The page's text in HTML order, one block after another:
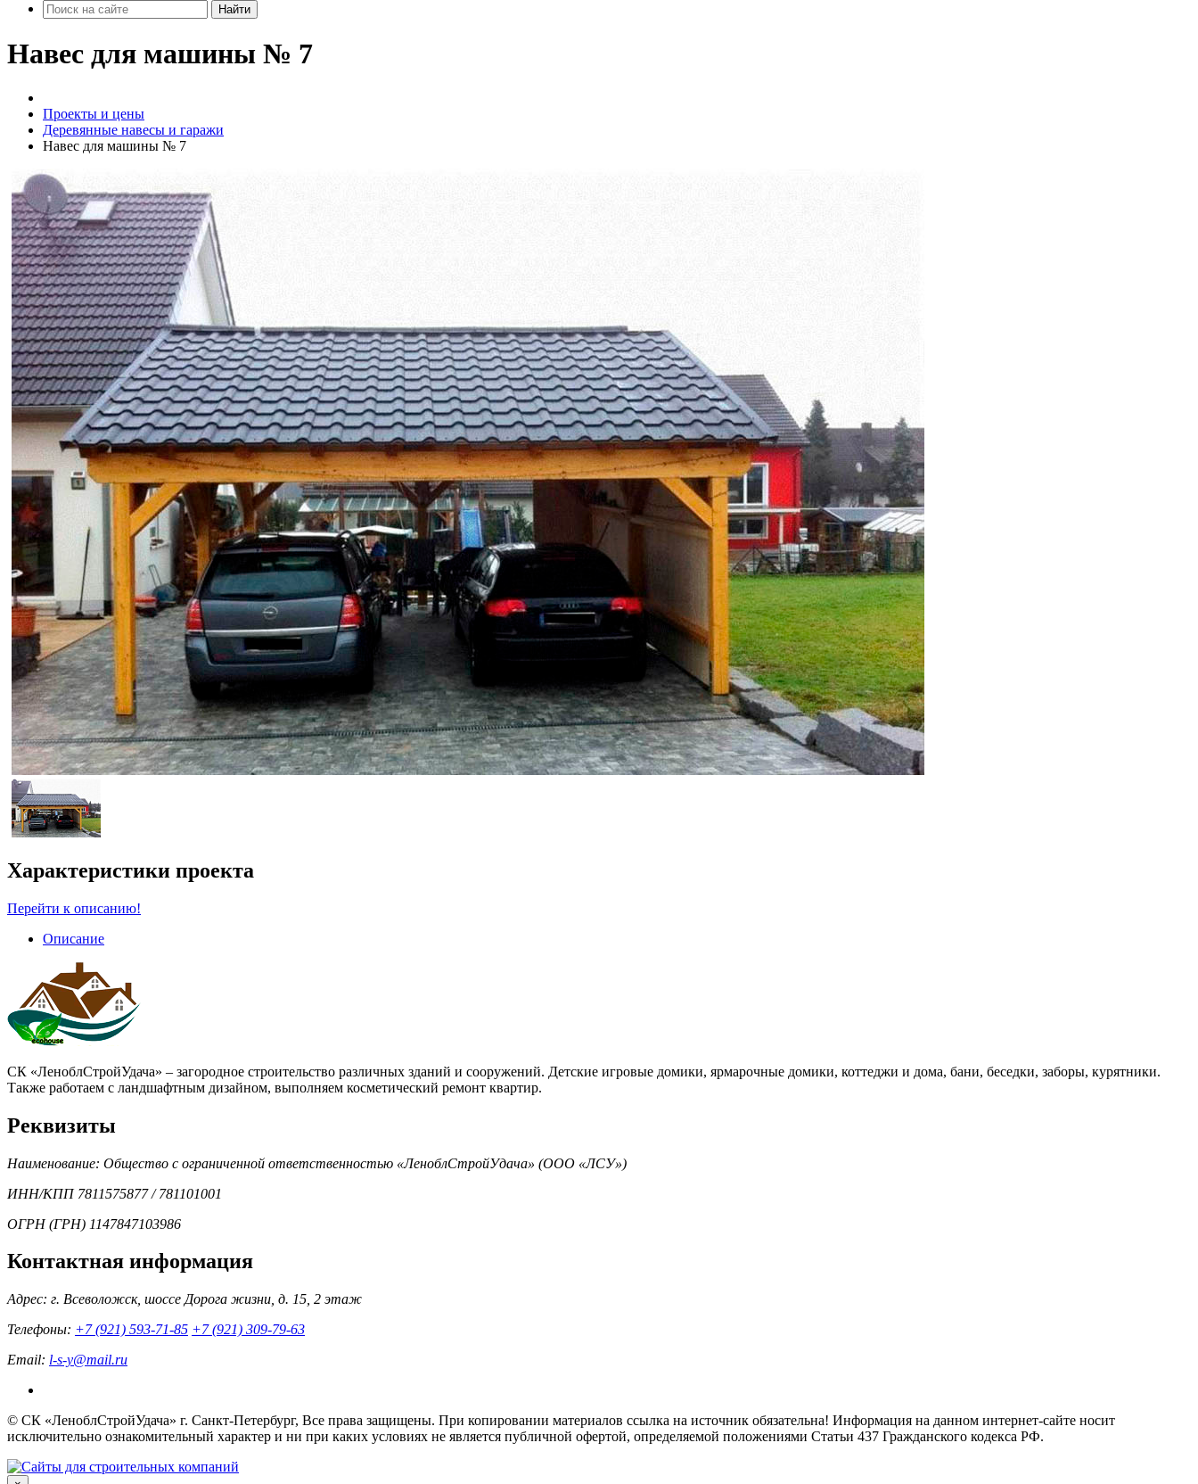
Найти
Навес для машины № 7
Проекты и цены
Деревянные навесы и гаражи
Навес для машины № 7
Характеристики проекта
Перейти к описанию!
Описание
СК «ЛеноблСтройУдача» – загородное строительство различных зданий и сооружений. Детские игровые домики, ярмарочные домики, коттеджи и дома, бани, беседки, заборы, курятники.
Также работаем с ландшафтным дизайном, выполняем косметический ремонт квартир.
Реквизиты
Наименование: Общество с ограниченной ответственностью «ЛеноблСтройУдача» (ООО «ЛСУ»)
ИНН/КПП 7811575877 / 781101001
ОГРН (ГРН) 1147847103986
Контактная информация
Адрес: г. Всеволожск, шоссе Дорога жизни, д. 15, 2 этаж
Телефоны: +7 (921) 593-71-85 +7 (921) 309-79-63
Email: l-s-y@mail.ru
© СК «ЛеноблСтройУдача» г. Санкт-Петербург, Все права защищены. При копировании материалов ссылка на источник обязательна! Информация на данном интернет-сайте носит
исключительно ознакомительный характер и ни при каких условиях не является публичной офертой, определяемой положениями Статьи 437 Гражданского кодекса РФ.